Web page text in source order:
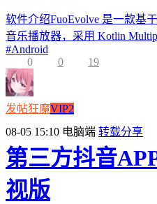
软件介绍FuoEvolve 是一款基
音乐播放器，采用 Kotlin
#Android
0
0 19
发帖狂魔VIP2
08-05 15:10 电脑端 转载分享
第三方抖音
视版